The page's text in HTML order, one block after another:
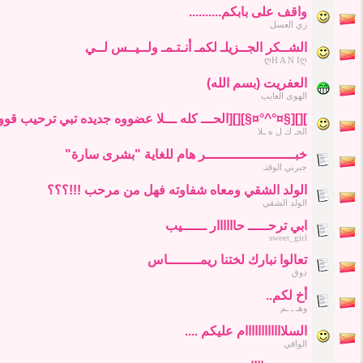
واقف على بابكم..........
زي العسل
الشــكر الجــزيلـ لكمـ أنـتـمـ ولــيــس لــي
ღH A N Iღ
العفريت (بسم الله)
الهوى الغايب
][][§¤°^°¤§][][الحـــ كله ـــلا عضووه جديده تبي ترحيب
الحـ ك ل ه ـلا
خبــــــــــــــــــــــر هام للغاية "بشرى سارة"
جبرني الوقتـ
الولد الشقي ومعاه شفاوته فهل من مرحب !!!؟؟؟
الولد الشقي
ابي ترحـــــ حاااااار ــــــيب
sweet_girl
تعالوا نبارك لختنا ريمــــــــاس
ذوق
أخ لكم..
وهـ ـ ـم
السلاااااااااااام عليكم ....
الوافي